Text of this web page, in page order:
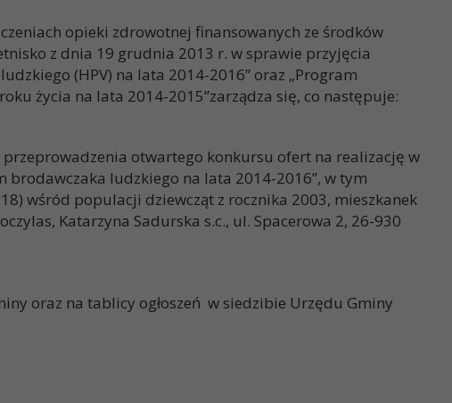
opieki zdrowotnej finansowanych ze środków
z dnia 19 grudnia 2013 r. w sprawie przyjęcia
(HPV) na lata 2014-2016” oraz „Program
życia na lata 2014-2015”zarządza się, co następuje:
otwartego konkursu ofert na realizację w
ludzkiego na lata 2014-2016”, w tym
wśród populacji dziewcząt z rocznika 2003, mieszkanek
Katarzyna Sadurska s.c., ul. Spacerowa 2, 26-930
oraz na tablicy ogłoszeń w siedzibie Urzędu Gminy